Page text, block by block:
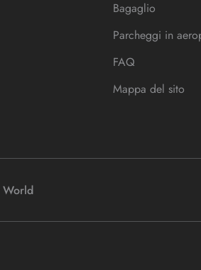
Bagaglio
Parcheggi in
FAQ
Mappa del sito